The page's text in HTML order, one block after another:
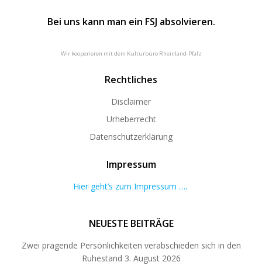
Bei uns kann man ein FSJ absolvieren.
Wir kooperieren mit dem Kulturbüro Rheinland-Pfalz
Rechtliches
Disclaimer
Urheberrecht
Datenschutzerklärung
Impressum
Hier geht’s zum Impressum ….
NEUESTE BEITRÄGE
Zwei prägende Persönlichkeiten verabschieden sich in den
Ruhestand 3. August 2026